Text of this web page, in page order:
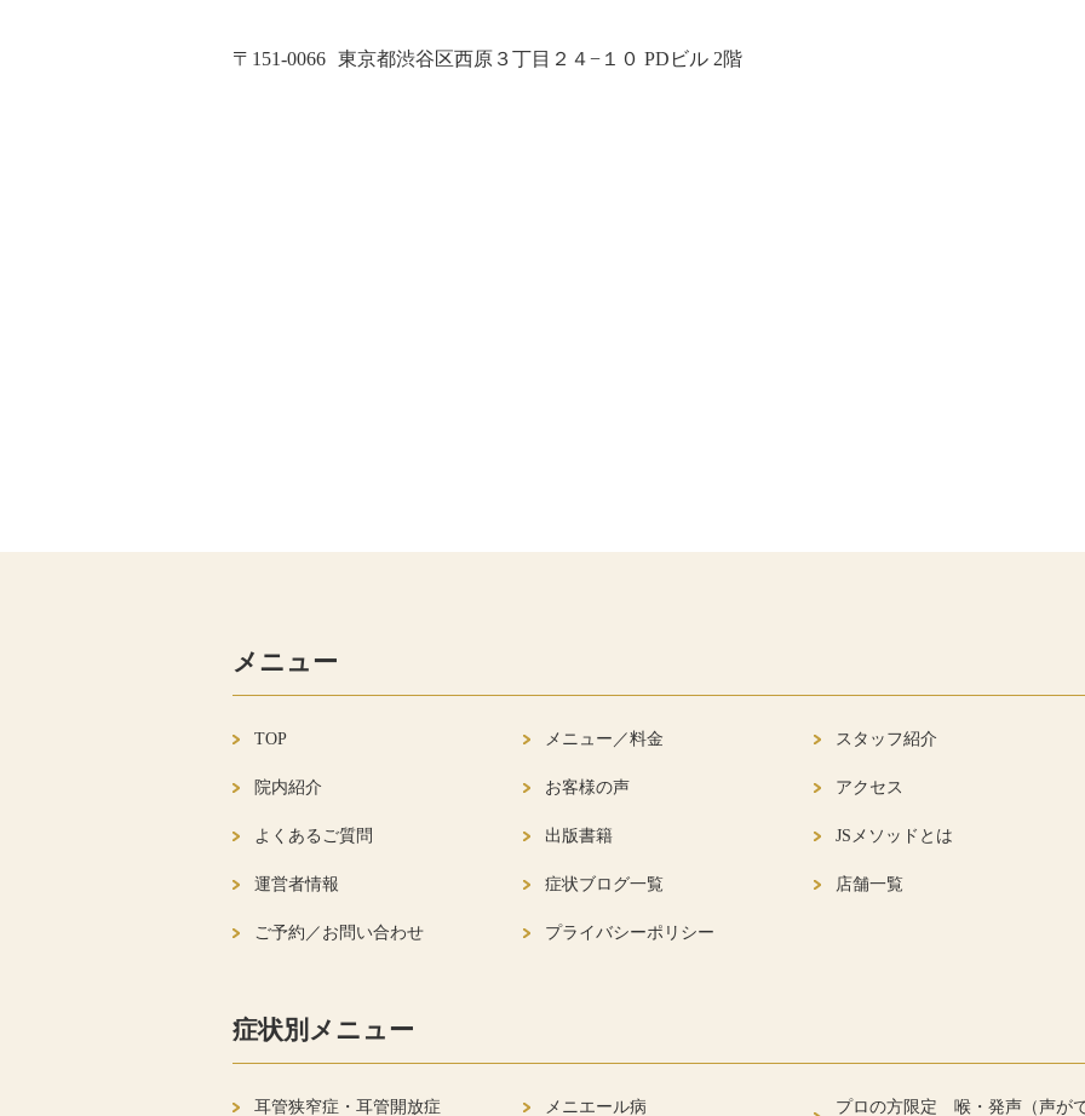
〒151-0066 東京都渋谷区西原３丁目２４−１０ PDビル 2階
メニュー
TOP メニュー／料金 スタッフ紹介
院内紹介 お客様の声 アクセス
よくあるご質問 出版書籍 JSメソッドとは
運営者情報 症状ブログ一覧 店舗一覧
ご予約／お問い合わせ プライバシーポリシー
症状別メニュー
耳管狭窄症・耳管開放症 メニエール病 プロの方限定 喉・発声（声が